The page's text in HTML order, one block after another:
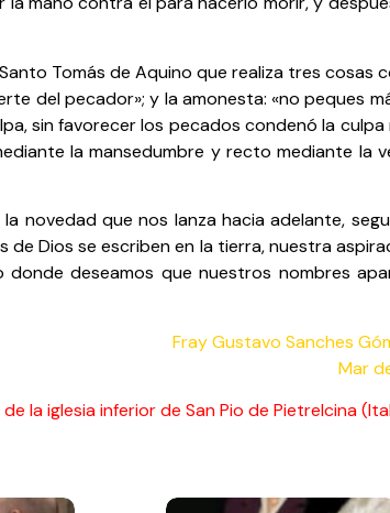
Tomás de Aquino que realiza tres cosas
del pecador»; y la amonesta: «no peques
sin favorecer los pecados condenó la culpa
la mansedumbre y recto mediante la
novedad que nos lanza hacia adelante,
de Dios se escriben en la tierra, nuestra
deseamos que nuestros nombres
Fray Gustavo Sanches
Mar
la iglesia inferior de San Pio de Pietrelcina